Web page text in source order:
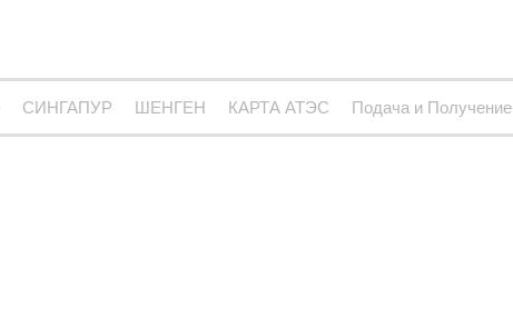
СИНГАПУР ШЕНГЕН КАРТА АТЭС Подача и Получение